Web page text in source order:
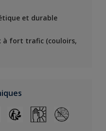
et durable
à fort trafic (couloirs,